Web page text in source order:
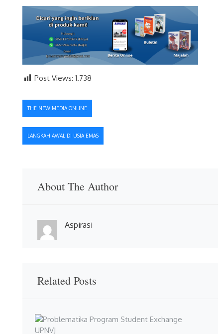
Post Views: 1.738
Navigasi
pos
THE NEW MEDIA ONLINE
LANGKAH AWAL DI USIA EMAS
About The Author
Aspirasi
Related Posts